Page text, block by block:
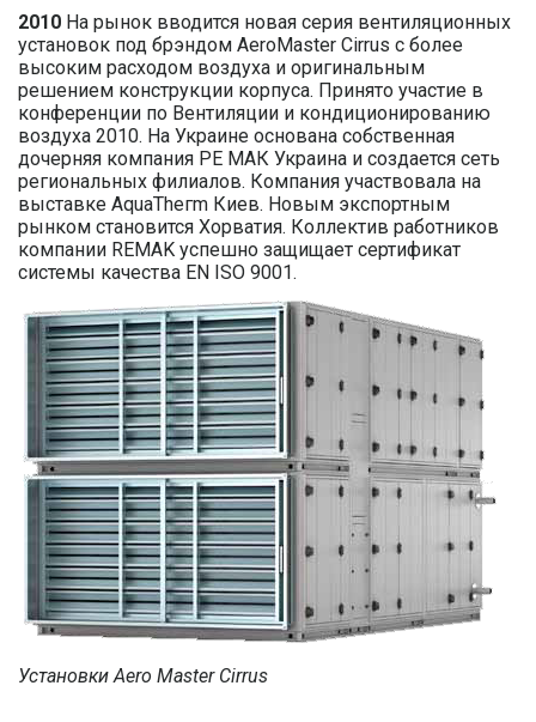
2010 На рынок вводится новая серия вентиляционных
установок под брэндом AeroMaster Cirrus с более
высоким расходом воздуха и оригинальным
решением конструкции корпуса. Принято участие в
конференции по Вентиляции и кондиционированию
воздуха 2010. На Украине основана собственная
дочерняя компания РЕ МАК Украина и создается сеть
региональных филиалов. Компания участвовала на
выставке AquaTheгm Киев. Новым экспортным
рынком становится Хорватия. Коллектив работников
компании REMAK успешно защищает сертификат
системы качества EN ISO 9001.
Установки Aero Master Cirrus